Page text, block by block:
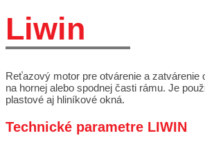
Liwin
Reťazový motor pre otvárenie a zatvárenie
na hornej alebo spodnej časti rámu. Je
plastové aj hliníkové okná.
Technické parametre LIWIN